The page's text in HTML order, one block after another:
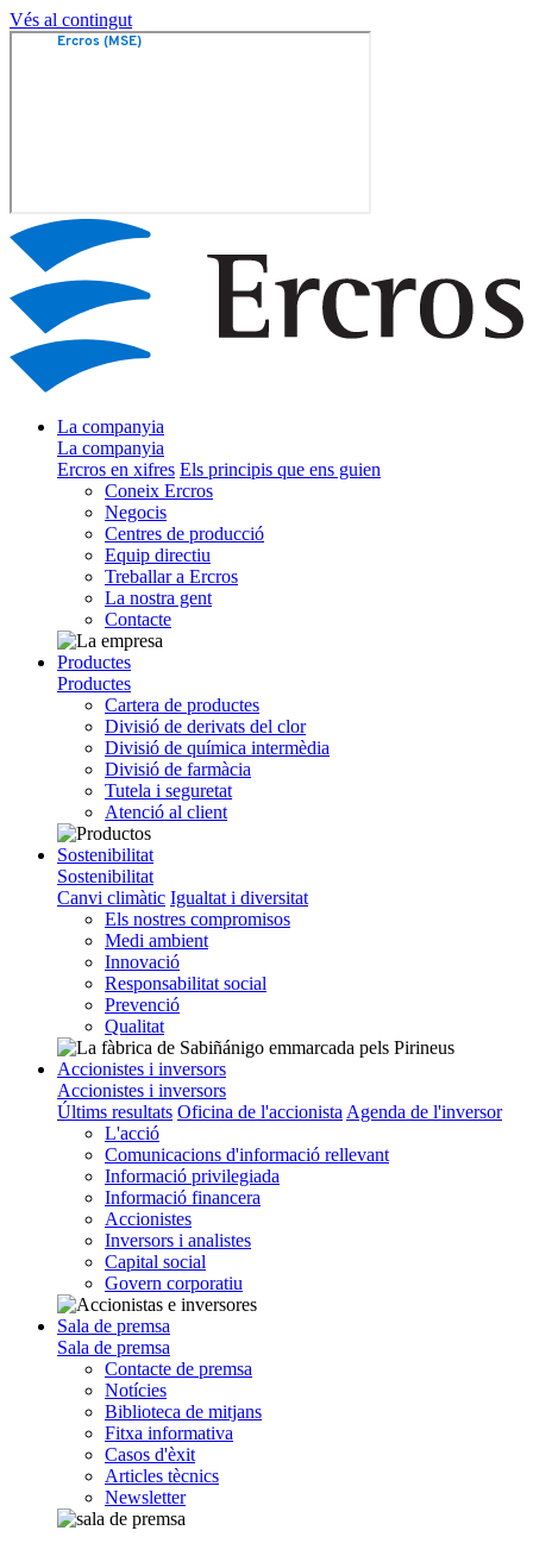
Vés al contingut
La companyia
La companyia
Ercros en xifres Els principis que ens guien
Coneix Ercros
Negocis
Centres de producció
Equip directiu
Treballar a Ercros
La nostra gent
Contacte
Productes
Productes
Cartera de productes
Divisió de derivats del clor
Divisió de química intermèdia
Divisió de farmàcia
Tutela i seguretat
Atenció al client
Sostenibilitat
Sostenibilitat
Canvi climàtic Igualtat i diversitat
Els nostres compromisos
Medi ambient
Innovació
Responsabilitat social
Prevenció
Qualitat
Accionistes i inversors
Accionistes i inversors
Últims resultats Oficina de l'accionista Agenda de l'inversor
L'acció
Comunicacions d'informació rellevant
Informació privilegiada
Informació financera
Accionistes
Inversors i analistes
Capital social
Govern corporatiu
Sala de premsa
Sala de premsa
Contacte de premsa
Notícies
Biblioteca de mitjans
Fitxa informativa
Casos d'èxit
Articles tècnics
Newsletter